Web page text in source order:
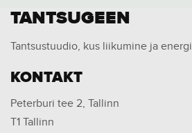
TANTSUGEEN
Tantsustuudio, kus liikumine ja
KONTAKT
Peterburi tee 2, Tallinn
T1 Tallinn